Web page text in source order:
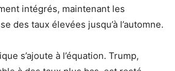
intégrés, maintenant les
des taux élevées jusqu’à l’automne.
s’ajoute à l’équation. Trump,